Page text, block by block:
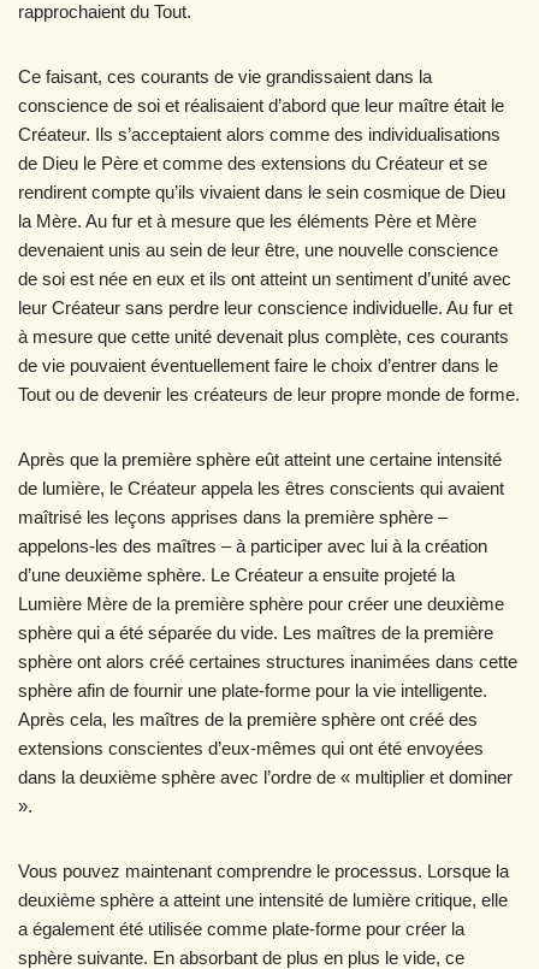
rapprochaient du Tout.
Ce faisant, ces courants de vie grandissaient dans la
conscience de soi et réalisaient d’abord que leur maître était le
Créateur. Ils s’acceptaient alors comme des individualisations
de Dieu le Père et comme des extensions du Créateur et se
rendirent compte qu’ils vivaient dans le sein cosmique de Dieu
la Mère. Au fur et à mesure que les éléments Père et Mère
devenaient unis au sein de leur être, une nouvelle conscience
de soi est née en eux et ils ont atteint un sentiment d’unité avec
leur Créateur sans perdre leur conscience individuelle. Au fur et
à mesure que cette unité devenait plus complète, ces courants
de vie pouvaient éventuellement faire le choix d’entrer dans le
Tout ou de devenir les créateurs de leur propre monde de forme.
Après que la première sphère eût atteint une certaine intensité
de lumière, le Créateur appela les êtres conscients qui avaient
maîtrisé les leçons apprises dans la première sphère –
appelons-les des maîtres – à participer avec lui à la création
d’une deuxième sphère. Le Créateur a ensuite projeté la
Lumière Mère de la première sphère pour créer une deuxième
sphère qui a été séparée du vide. Les maîtres de la première
sphère ont alors créé certaines structures inanimées dans cette
sphère afin de fournir une plate-forme pour la vie intelligente.
Après cela, les maîtres de la première sphère ont créé des
extensions conscientes d’eux-mêmes qui ont été envoyées
dans la deuxième sphère avec l’ordre de « multiplier et dominer
».
Vous pouvez maintenant comprendre le processus. Lorsque la
deuxième sphère a atteint une intensité de lumière critique, elle
a également été utilisée comme plate-forme pour créer la
sphère suivante. En absorbant de plus en plus le vide, ce